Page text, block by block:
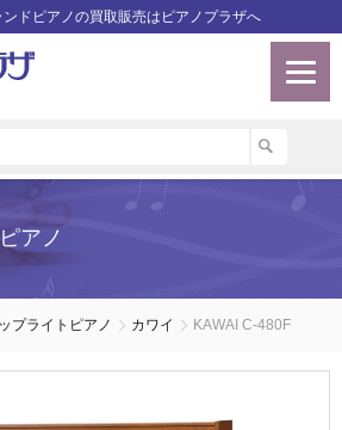
ドピアノの買取販売はピアノプラザへ
アノ
プライトピアノ カワイ KAWAI C-480F